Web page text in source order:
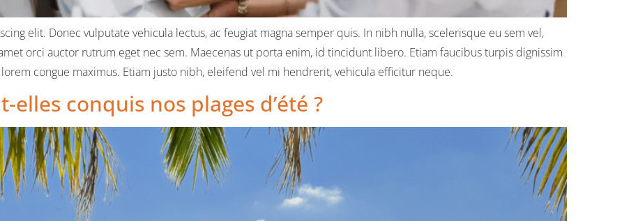
elit. Donec vulputate vehicula lectus, ac feugiat magna semper quis. In nibh nulla, scelerisque eu sem vel,
orci auctor rutrum eget nec sem. Maecenas ut porta enim, id tincidunt libero. Etiam faucibus turpis dignissim
congue maximus. Etiam justo nibh, eleifend vel mi hendrerit, vehicula efficitur neque.
conquis nos plages d’été ?